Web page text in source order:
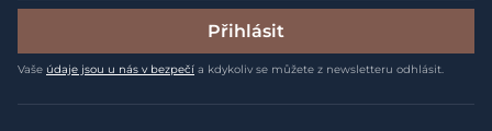
Přihlásit
Vaše údaje jsou u nás v bezpečí a kdykoliv se můžete z newsletteru odhlásit.